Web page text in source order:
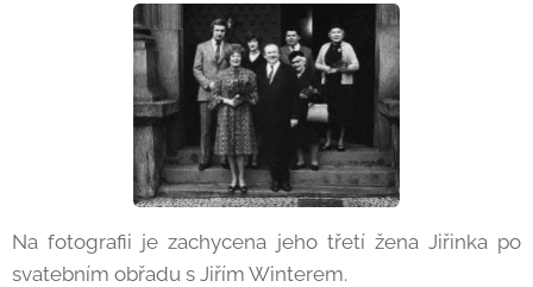
Na fotografii je zachycena jeho třetí žena Jiřinka po
svatebním obřadu s Jiřím Winterem.